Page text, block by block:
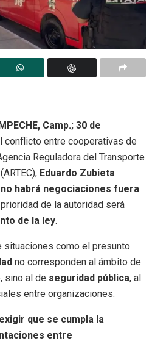
Camp.; 30 de
conflicto entre cooperativas de
Reguladora del Transporte
Eduardo Zubieta
no habrá negociaciones fuera
de la autoridad será
de la ley.
situaciones como el presunto
no corresponden al ámbito de
sino al de seguridad pública, al
entre organizaciones.
que se cumpla la
entre